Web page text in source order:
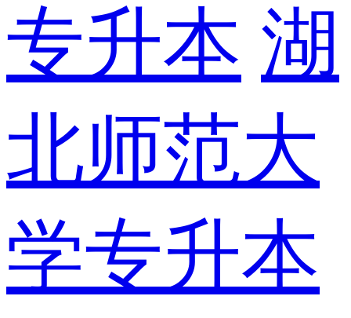
专升本 湖
北师范大
学专升本